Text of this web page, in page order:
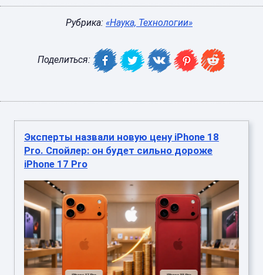
Рубрика: «Наука, Технологии»
Поделиться:
Эксперты назвали новую цену iPhone 18
Pro. Спойлер: он будет сильно дороже
iPhone 17 Pro